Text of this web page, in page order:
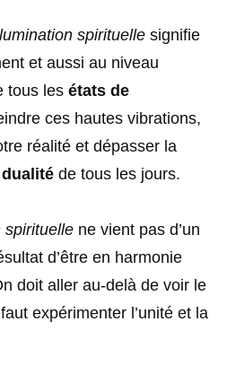
spirituelle signifie
et aussi au niveau
tous les états de
ces hautes vibrations,
réalité et dépasser la
de tous les jours.
spirituelle ne vient pas d’un
d’être en harmonie
doit aller au-delà de voir le
expérimenter l’unité et la